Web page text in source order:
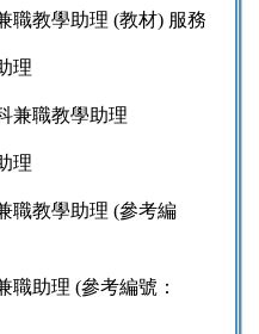
職教學助理 (教材) 服務
理
兼職教學助理
理
職教學助理 (參考編
職助理 (參考編號：